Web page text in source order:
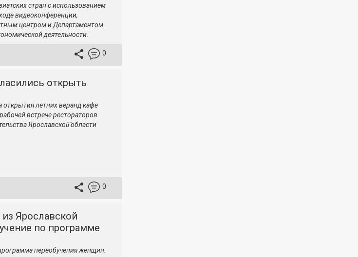
стран с использованием
видеоконференции,
центром и Департаментом
деятельности.
0
открыть
открытия летних веранд кафе
встрече рестораторов
Ярославской̆ области
0
Ярославской
по программе
переобучения женщин.